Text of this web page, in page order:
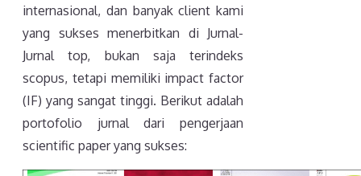
internasional, dan banyak client kami
yang sukses menerbitkan di Jurnal-
Jurnal top, bukan saja terindeks
scopus, tetapi memiliki impact factor
(IF) yang sangat tinggi. Berikut adalah
portofolio jurnal dari pengerjaan
scientific paper yang sukses: